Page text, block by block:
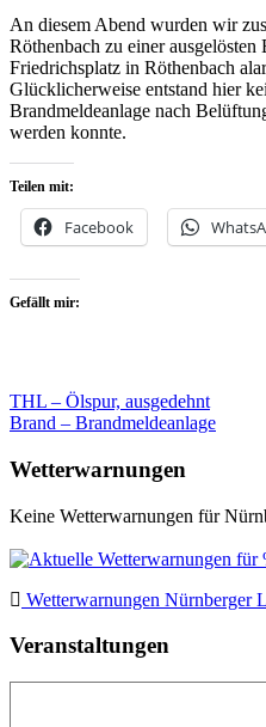
An diesem Abend wurden wir
Röthenbach zu einer ausgelösten
Friedrichsplatz in Röthenbach
Glücklicherweise entstand hier
Brandmeldeanlage nach
werden konnte.
Teilen mit:
Facebook
Gefällt mir:
Beitragsnavigation
THL – Ölspur, ausgedehnt
Brand – Brandmeldeanlage
Wetterwarnungen
Keine Wetterwarnungen für
Wetterwarnungen Nürnberger
Veranstaltungen